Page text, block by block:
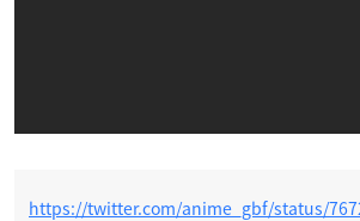
https://twitter.com/anime_gbf/status/